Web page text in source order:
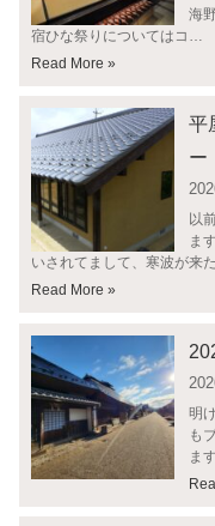
海
宿ひな祭りについてはコ…
Read More »
平
ー
以
ま
いされてまして、寒波が来
Read More »
明
も
ま